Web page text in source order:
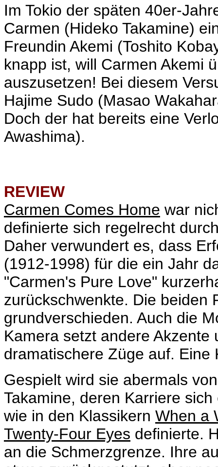
Im Tokio der späten 40er-
Carmen (Hideko Takamine)
Freundin Akemi (Toshito
knapp ist, will Carmen Akemi
auszusetzen! Bei diesem
Hajime Sudo (Masao
Doch der hat bereits eine
Awashima).
REVIEW
Carmen Comes Home war
definierte sich regelrecht
Daher verwundert es, dass
(1912-1998) für die ein Jahr
"Carmen's Pure Love"
zurückschwenkte. Die beiden
grundverschieden. Auch die
Kamera setzt andere
dramatischere Züge auf.
Gespielt wird sie abermals
Takamine, deren Karriere
wie in den Klassikern When a
Twenty-Four Eyes definierte.
an die Schmerzgrenze. Ihre